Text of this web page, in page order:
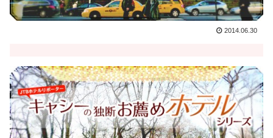
2014.06.30